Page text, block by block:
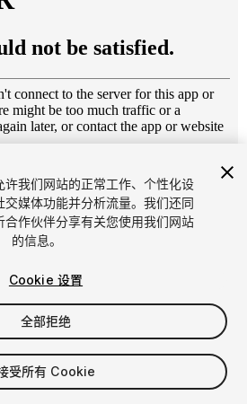
1/17
我们网站的正常工作、个性化设
媒体功能并分析流量。我们还同
合作伙伴分享有关您使用我们网站
的信息。
Cookie 设置
全部拒绝
受所有 Cookie